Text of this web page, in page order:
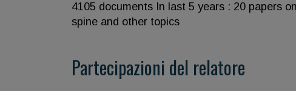
4105 documents In last 5 years : 20 papers
spine and other topics
Partecipazioni del relatore